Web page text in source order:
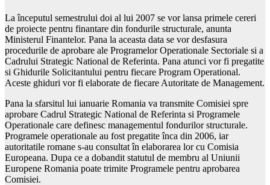
La începutul semestrului doi al lui 2007 se vor lansa primele cereri
de proiecte pentru finantare din fondurile structurale, anunta
Ministerul Finantelor. Pana la aceasta data se vor desfasura
procedurile de aprobare ale Programelor Operationale Sectoriale si a
Cadrului Strategic National de Referinta. Pana atunci vor fi pregatite
si Ghidurile Solicitantului pentru fiecare Program Operational.
Aceste ghiduri vor fi elaborate de fiecare Autoritate de Management.
Pana la sfarsitul lui ianuarie Romania va transmite Comisiei spre
aprobare Cadrul Strategic National de Referinta si Programele
Operationale care definesc managementul fondurilor structurale.
Programele operationale au fost pregatite înca din 2006, iar
autoritatile romane s-au consultat în elaborarea lor cu Comisia
Europeana. Dupa ce a dobandit statutul de membru al Uniunii
Europene Romania poate trimite Programele pentru aprobarea
Comisiei.